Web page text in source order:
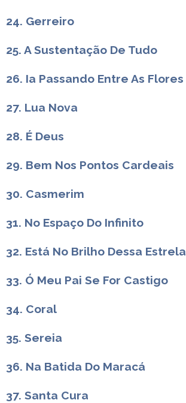
24. Gerreiro
25. A Sustentação De Tudo
26. Ia Passando Entre As Flores
27. Lua Nova
28. É Deus
29. Bem Nos Pontos Cardeais
30. Casmerim
31. No Espaço Do Infinito
32. Está No Brilho Dessa Estrela
33. Ó Meu Pai Se For Castigo
34. Coral
35. Sereia
36. Na Batida Do Maracá
37. Santa Cura